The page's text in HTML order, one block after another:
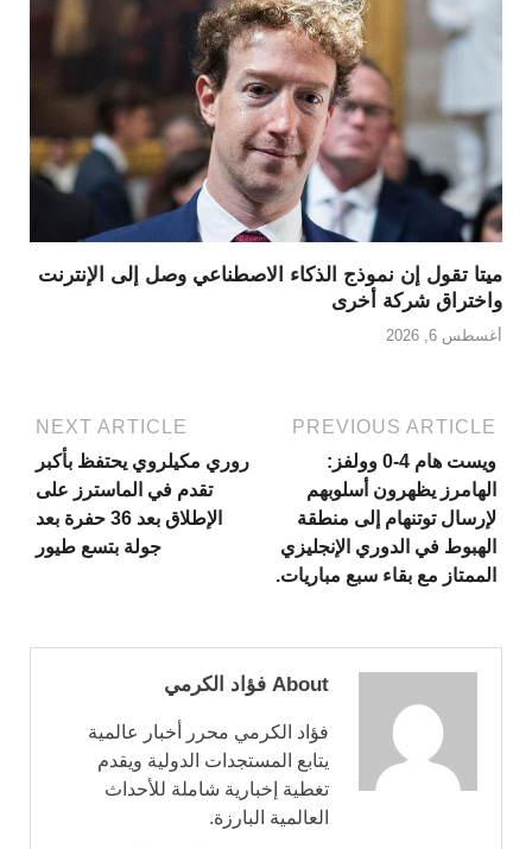
ميتا تقول إن نموذج الذكاء الاصطناعي وصل إلى الإنترنت
واختراق شركة أخرى
أغسطس 6, 2026
PREVIOUS ARTICLE
ويست هام 4-0 وولفز:
الهامرز يظهرون أسلوبهم
لإرسال توتنهام إلى منطقة
الهبوط في الدوري الإنجليزي
الممتاز مع بقاء سبع مباريات.
NEXT ARTICLE
روري مكيلروي يحتفظ بأكبر
تقدم في الماسترز على
الإطلاق بعد 36 حفرة بعد
جولة بتسع طيور
About فؤاد الكرمي
فؤاد الكرمي محرر أخبار عالمية
يتابع المستجدات الدولية ويقدم
تغطية إخبارية شاملة للأحداث
العالمية البارزة.